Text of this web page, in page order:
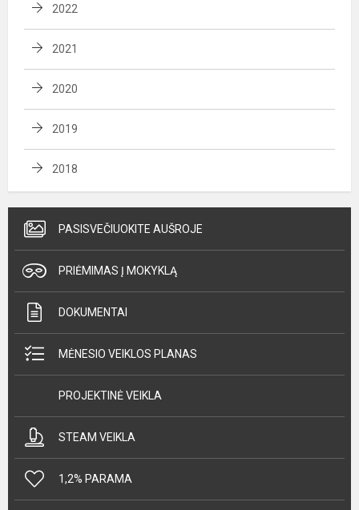
2022
2021
2020
2019
2018
PASISVEČIUOKITE AUŠROJE
PRIĖMIMAS Į MOKYKLĄ
DOKUMENTAI
MĖNESIO VEIKLOS PLANAS
PROJEKTINĖ VEIKLA
STEAM VEIKLA
1,2% PARAMA